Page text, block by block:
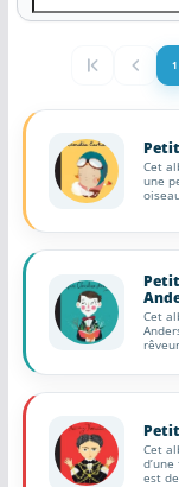
VIE
Ressources
Agenda
CRPE
COMMUNAUTÉ
Réseaux
1
Cet
une
Cet
Cet
est